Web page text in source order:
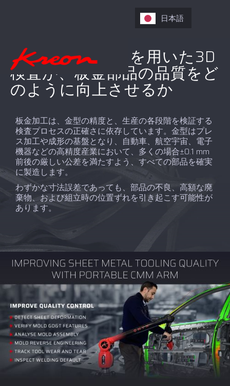
ポータブルCMMを用いた3D
検査が、板金部品の品質をど
のように向上させるか
板金加工は、金型の精度と、生産の各段階を検証する
検査プロセスの正確さに依存しています。金型はプレ
ス加工や成形の基盤となり、自動車、航空宇宙、電子
機器などの高精度産業において、多くの場合±0.1 mm
前後の厳しい公差を満たすよう、すべての部品を確実
に製造します。
わずかな寸法誤差であっても、部品の不良、高額な廃
棄物、および組立時の位置ずれを引き起こす可能性が
あります。
日本語